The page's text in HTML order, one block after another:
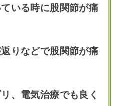
いる時に股関節が痛
りなどで股関節が痛
、電気治療でも良く